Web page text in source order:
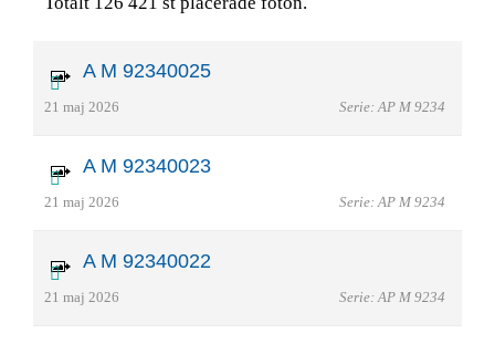
A M 92340025
21 maj 2026 Serie: AP M 9234
A M 92340023
21 maj 2026 Serie: AP M 9234
A M 92340022
21 maj 2026 Serie: AP M 9234